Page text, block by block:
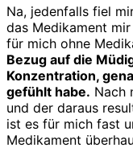
Na, jedenfalls fiel
das Medikament
für mich ohne
Bezug auf die
Konzentration,
gefühlt habe. Nach
und der daraus
ist es für mich fast
Medikament